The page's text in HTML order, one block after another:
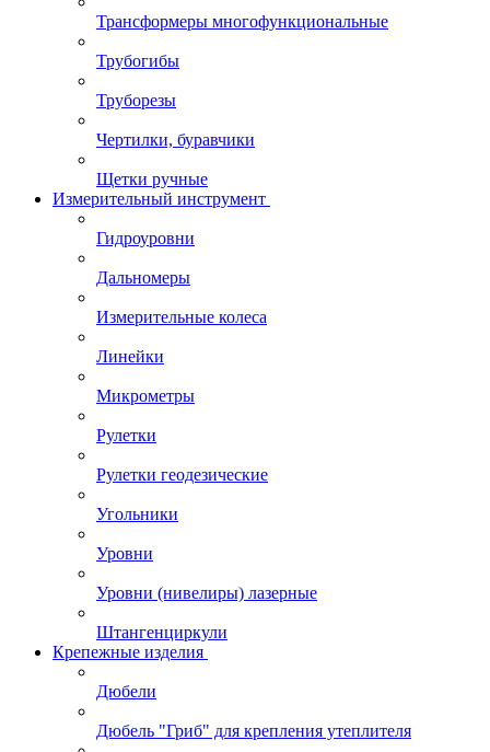
Трансформеры многофункциональные
Трубогибы
Труборезы
Чертилки, буравчики
Щетки ручные
Измерительный инструмент
Гидроуровни
Дальномеры
Измерительные колеса
Линейки
Микрометры
Рулетки
Рулетки геодезические
Угольники
Уровни
Уровни (нивелиры) лазерные
Штангенциркули
Крепежные изделия
Дюбели
Дюбель "Гриб" для крепления утеплителя